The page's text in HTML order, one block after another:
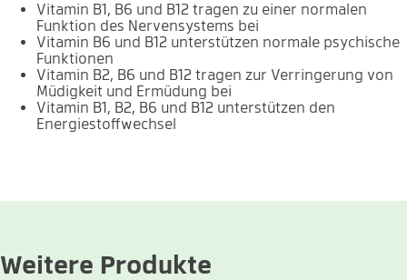
Vitamin B1, B6 und B12 tragen zu einer normalen
Funktion des Nervensystems bei
Vitamin B6 und B12 unterstützen normale psychische
Funktionen
Vitamin B2, B6 und B12 tragen zur Verringerung von
Müdigkeit und Ermüdung bei
Vitamin B1, B2, B6 und B12 unterstützen den
Energiestoffwechsel
Weitere Produkte